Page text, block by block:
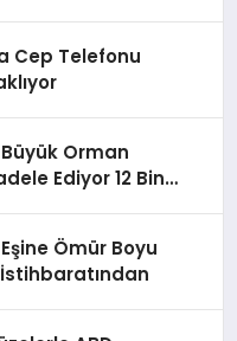
Cep Telefonu
Büyük Orman
Ediyor 12 Bin
Ömür Boyu